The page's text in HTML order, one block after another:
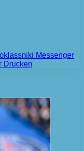
Messenger
Drucken